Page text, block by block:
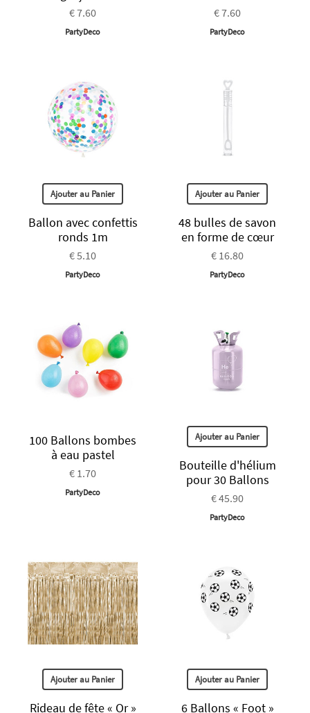
€ 7.60
PartyDeco
€ 7.60
PartyDeco
Ajouter au Panier
Ballon avec confettis
ronds 1m
€ 5.10
PartyDeco
Ajouter au Panier
48 bulles de savon
en forme de cœur
€ 16.80
PartyDeco
100 Ballons bombes
à eau pastel
€ 1.70
PartyDeco
Ajouter au Panier
Bouteille d'hélium
pour 30 Ballons
€ 45.90
PartyDeco
Ajouter au Panier
Rideau de fête « Or »
Ajouter au Panier
6 Ballons « Foot »